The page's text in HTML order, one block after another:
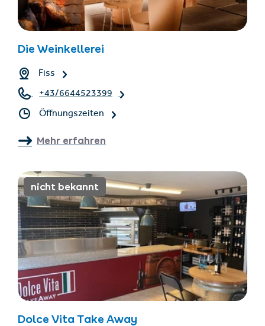
Die Weinkellerei
Fiss
+43/6644523399
Öffnungszeiten
Mehr erfahren
nicht bekannt
Dolce Vita Take Away